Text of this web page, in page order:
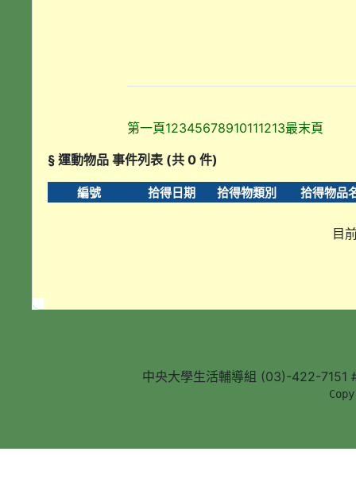
第一頁12345678910111213最末頁
§ 運動物品 事件列表 (共 0 件)
編號 拾得日期 拾得物類別 拾得物品
目
中央大學生活輔導組 (03)-422-7151